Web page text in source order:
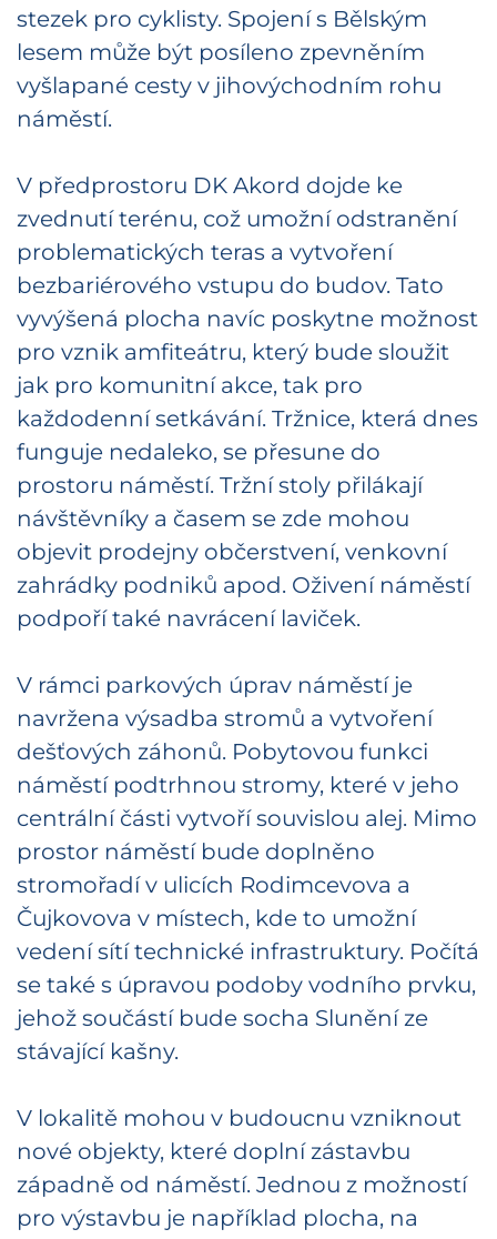
stezek pro cyklisty. Spojení s Bělským
lesem může být posíleno zpevněním
vyšlapané cesty v jihovýchodním rohu
náměstí.
V předprostoru DK Akord dojde ke
zvednutí terénu, což umožní odstranění
problematických teras a vytvoření
bezbariérového vstupu do budov. Tato
vyvýšená plocha navíc poskytne možnost
pro vznik amfiteátru, který bude sloužit
jak pro komunitní akce, tak pro
každodenní setkávání. Tržnice, která dnes
funguje nedaleko, se přesune do
prostoru náměstí. Tržní stoly přilákají
návštěvníky a časem se zde mohou
objevit prodejny občerstvení, venkovní
zahrádky podniků apod. Oživení náměstí
podpoří také navrácení laviček.
V rámci parkových úprav náměstí je
navržena výsadba stromů a vytvoření
dešťových záhonů. Pobytovou funkci
náměstí podtrhnou stromy, které v jeho
centrální části vytvoří souvislou alej. Mimo
prostor náměstí bude doplněno
stromořadí v ulicích Rodimcevova a
Čujkovova v místech, kde to umožní
vedení sítí technické infrastruktury. Počítá
se také s úpravou podoby vodního prvku,
jehož součástí bude socha Slunění ze
stávající kašny.
V lokalitě mohou v budoucnu vzniknout
nové objekty, které doplní zástavbu
západně od náměstí. Jednou z možností
pro výstavbu je například plocha, na